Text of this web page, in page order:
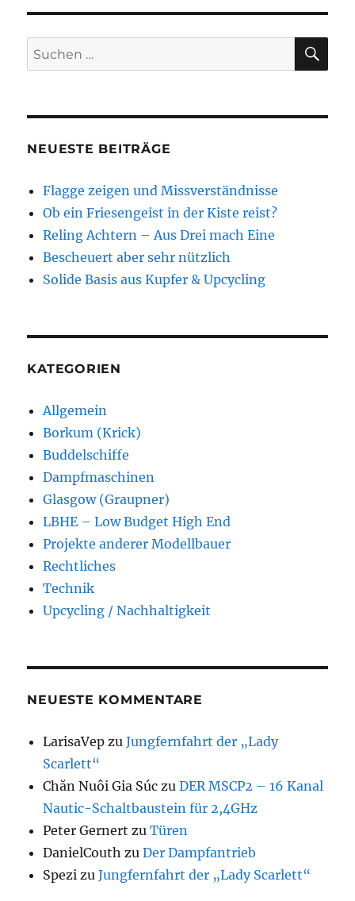
Suchen
nach:
NEUESTE BEITRÄGE
Flagge zeigen und Missverständnisse
Ob ein Friesengeist in der Kiste reist?
Reling Achtern – Aus Drei mach Eine
Bescheuert aber sehr nützlich
Solide Basis aus Kupfer & Upcycling
KATEGORIEN
Allgemein
Borkum (Krick)
Buddelschiffe
Dampfmaschinen
Glasgow (Graupner)
LBHE – Low Budget High End
Projekte anderer Modellbauer
Rechtliches
Technik
Upcycling / Nachhaltigkeit
NEUESTE KOMMENTARE
LarisaVep zuJungfernfahrt der „Lady
Scarlett“
Chăn Nuôi Gia Súc zuDER MSCP2 – 16 Kanal
Nautic-Schaltbaustein für 2,4GHz
Peter Gernert zuTüren
DanielCouth zuDer Dampfantrieb
Spezi zuJungfernfahrt der „Lady Scarlett“